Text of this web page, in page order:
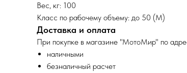
Вес, кг: 100
Класс по рабочему объему: до 50 (М)
Доставка и оплата
При покупке в магазине "МотоМир" по
наличными
безналичный расчет